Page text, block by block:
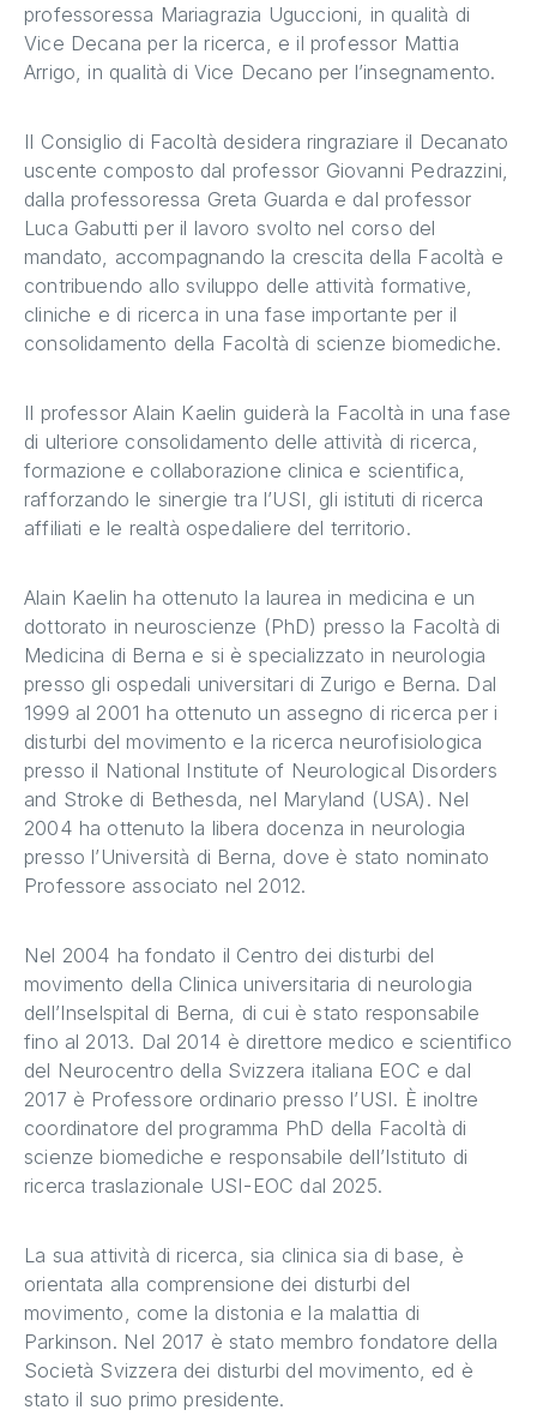
professoressa Mariagrazia Uguccioni, in qualità di
Vice Decana per la ricerca, e il professor Mattia
Arrigo, in qualità di Vice Decano per l’insegnamento.
Il Consiglio di Facoltà desidera ringraziare il Decanato
uscente composto dal professor Giovanni Pedrazzini,
dalla professoressa Greta Guarda e dal professor
Luca Gabutti per il lavoro svolto nel corso del
mandato, accompagnando la crescita della Facoltà e
contribuendo allo sviluppo delle attività formative,
cliniche e di ricerca in una fase importante per il
consolidamento della Facoltà di scienze biomediche.
Il professor Alain Kaelin guiderà la Facoltà in una fase
di ulteriore consolidamento delle attività di ricerca,
formazione e collaborazione clinica e scientifica,
rafforzando le sinergie tra l’USI, gli istituti di ricerca
affiliati e le realtà ospedaliere del territorio.
Alain Kaelin ha ottenuto la laurea in medicina e un
dottorato in neuroscienze (PhD) presso la Facoltà di
Medicina di Berna e si è specializzato in neurologia
presso gli ospedali universitari di Zurigo e Berna. Dal
1999 al 2001 ha ottenuto un assegno di ricerca per i
disturbi del movimento e la ricerca neurofisiologica
presso il National Institute of Neurological Disorders
and Stroke di Bethesda, nel Maryland (USA). Nel
2004 ha ottenuto la libera docenza in neurologia
presso l’Università di Berna, dove è stato nominato
Professore associato nel 2012.
Nel 2004 ha fondato il Centro dei disturbi del
movimento della Clinica universitaria di neurologia
dell’Inselspital di Berna, di cui è stato responsabile
fino al 2013. Dal 2014 è direttore medico e scientifico
del Neurocentro della Svizzera italiana EOC e dal
2017 è Professore ordinario presso l’USI. È inoltre
coordinatore del programma PhD della Facoltà di
scienze biomediche e responsabile dell’Istituto di
ricerca traslazionale USI-EOC dal 2025.
La sua attività di ricerca, sia clinica sia di base, è
orientata alla comprensione dei disturbi del
movimento, come la distonia e la malattia di
Parkinson. Nel 2017 è stato membro fondatore della
Società Svizzera dei disturbi del movimento, ed è
stato il suo primo presidente.